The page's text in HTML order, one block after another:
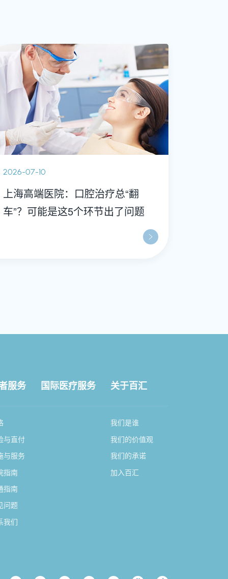
2026-07-10
上海高端医院：口腔治疗总“翻
车”？可能是这5个环节出了问题
服务
与直付
与服务
指南
指南
问题
我们
国际医疗服务 关于百汇
我们是谁
我们的价值观
我们的承诺
加入百汇